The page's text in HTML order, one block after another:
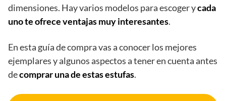
dimensiones. Hay varios modelos para escoger ycada
uno te ofrece ventajas muy interesantes.
En esta guía de compra vas a conocer los mejores
ejemplares y algunos aspectos a tener en cuenta antes
decomprar una de estas estufas.